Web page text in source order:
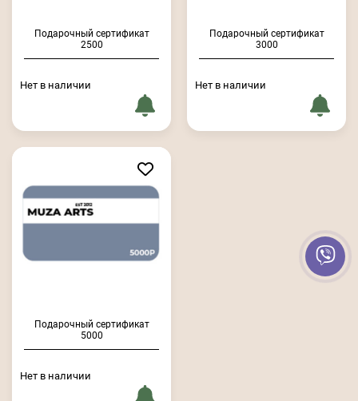
Подарочный сертификат
2500
Нет в наличии
Подарочный сертификат
3000
Нет в наличии
Подарочный сертификат
5000
Нет в наличии